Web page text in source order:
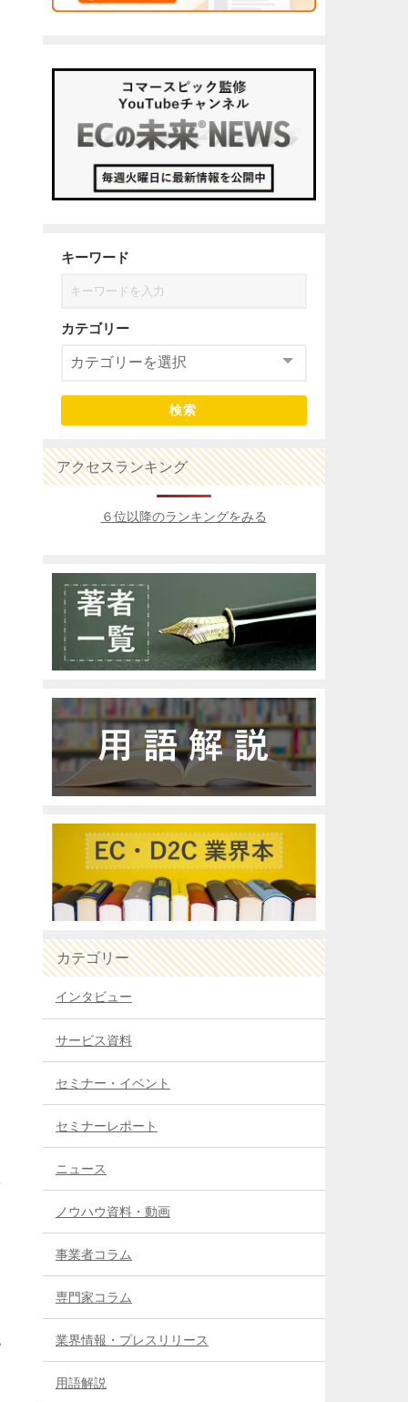
キーワード
カテゴリー
検索
アクセスランキング
６位以降のランキングをみる
カテゴリー
インタビュー
サービス資料
セミナー・イベント
セミナーレポート
ニュース
ノウハウ資料・動画
事業者コラム
専門家コラム
業界情報・プレスリリース
用語解説